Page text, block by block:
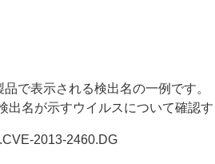
で表示される検出名の一例です。
出名が示すウイルスについて確認
2013-2460.DG